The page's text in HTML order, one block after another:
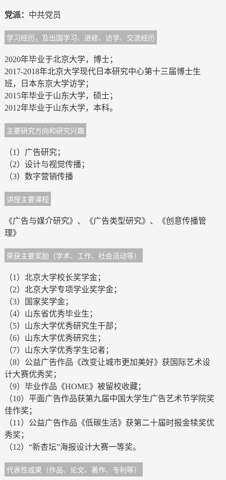
党派： 中共党员
学习经历，及出国学习、进修、访学、交流经历
2020年毕业于北京大学，博士；
2017-2018年北京大学现代日本研究中心第十三届博士生
班，日本东京大学访学；
2015年毕业于山东大学，硕士；
2012年毕业于山东大学，本科。
主要研究方向和研究兴趣
（1）广告研究；
（2）设计与视觉传播；
（3）数字营销传播
讲授主要课程
《广告与媒介研究》、《广告类型研究》、《创意传播管
理》
荣获主要奖励（学术、工作、社会活动等）
（1）北京大学校长奖学金；
（2）北京大学专项学业奖学金；
（3）国家奖学金；
（4）山东省优秀毕业生；
（5）山东大学优秀研究生干部；
（6）山东大学优秀研究生；
（7）山东大学优秀学生记者；
（8）公益广告作品《改变让城市更加美好》获国际艺术设
计大赛优秀奖；
（9）毕业作品《HOME》被留校收藏；
（10）平面广告作品获第九届中国大学生广告艺术节学院奖
佳作奖；
（11）公益广告作品《低碳生活》获第二十届时报金犊奖优
秀奖；
（12）“新杏坛”海报设计大赛一等奖。
代表性成果（作品、论文、著作、专利等）